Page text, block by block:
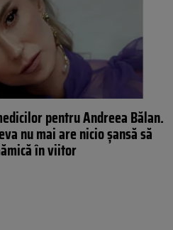
pentru Andreea Bălan.
nu mai are nicio șansă să
în viitor